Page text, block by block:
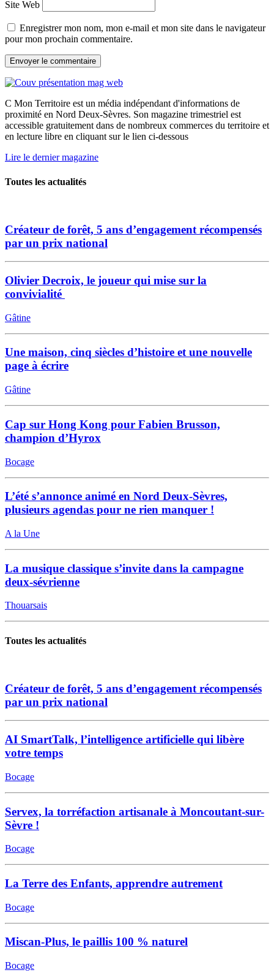
Site Web
Enregistrer mon nom, mon e-mail et mon site dans le navigateur
pour mon prochain commentaire.
C Mon Territoire est un média indépendant d'informations de
proximité en Nord Deux-Sèvres. Son magazine trimestriel est
accessible gratuitement dans de nombreux commerces du territoire et
en lecture libre en cliquant sur le lien ci-dessous
Lire le dernier magazine
Toutes les actualités
Créateur de forêt, 5 ans d’engagement récompensés
par un prix national
Olivier Decroix, le joueur qui mise sur la
convivialité
Gâtine
Une maison, cinq siècles d’histoire et une nouvelle
page à écrire
Gâtine
Cap sur Hong Kong pour Fabien Brusson,
champion d’Hyrox
Bocage
L’été s’annonce animé en Nord Deux-Sèvres,
plusieurs agendas pour ne rien manquer !
A la Une
La musique classique s’invite dans la campagne
deux-sévrienne
Thouarsais
Toutes les actualités
Créateur de forêt, 5 ans d’engagement récompensés
par un prix national
AI SmartTalk, l’intelligence artificielle qui libère
votre temps
Bocage
Servex, la torréfaction artisanale à Moncoutant-sur-
Sèvre !
Bocage
La Terre des Enfants, apprendre autrement
Bocage
Miscan-Plus, le paillis 100 % naturel
Bocage